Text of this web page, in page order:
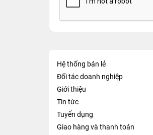
Hệ thống bán lẻ
Đối tác doanh nghiệp
Giới thiệu
Tin tức
Tuyển dụng
Giao hàng và thanh toán